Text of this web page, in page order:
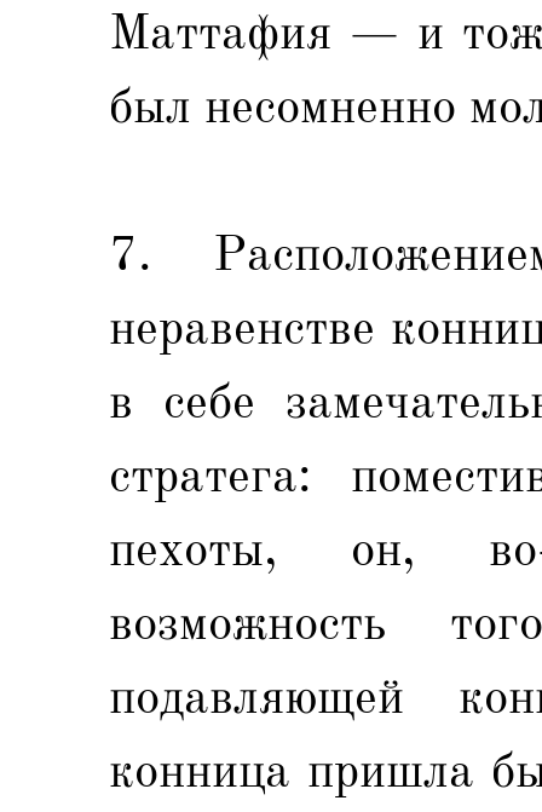
Маттафия — и
был несомненно
7.
неравенстве
в себе
стратега:
пехоты, он, во-
возможность
подавляющей
конница пришла